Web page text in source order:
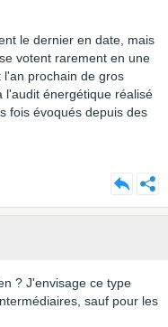
le dernier en date, mais
votent rarement en une
l'an prochain de gros
l'audit énergétique réalisé
fois évoqués depuis des
? J'envisage ce type
sauf pour les